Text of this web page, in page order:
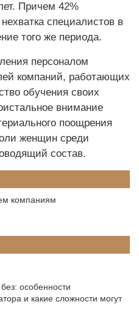
Причем 42%
специалистов в
того же периода.
персоналом
компаний, работающих
обучения своих
внимание
поощрения
женщин среди
состав.
компаниям
особенности
и какие сложности могут